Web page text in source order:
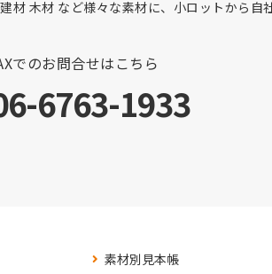
材 木材 など様々な素材に、小ロットから自
でのお問合せはこちら
6763-1933
素材別見本帳